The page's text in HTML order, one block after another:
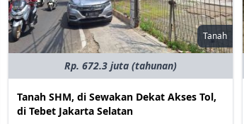
Tanah
Rp. 672.3 juta (tahunan)
Tanah SHM, di Sewakan Dekat Akses Tol,
di Tebet Jakarta Selatan